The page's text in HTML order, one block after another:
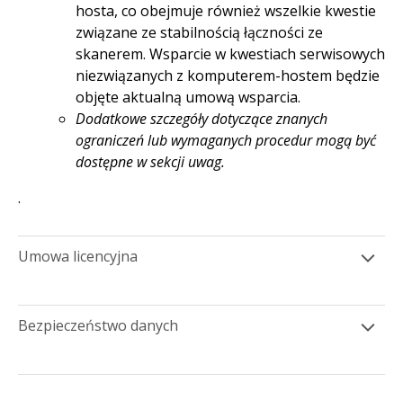
hosta, co obejmuje również wszelkie kwestie
związane ze stabilnością łączności ze
skanerem. Wsparcie w kwestiach serwisowych
niezwiązanych z komputerem-hostem będzie
objęte aktualną umową wsparcia.
Dodatkowe szczegóły dotyczące znanych
ograniczeń lub wymaganych procedur mogą być
dostępne w sekcji uwag.
.
Umowa licencyjna
Bezpieczeństwo danych